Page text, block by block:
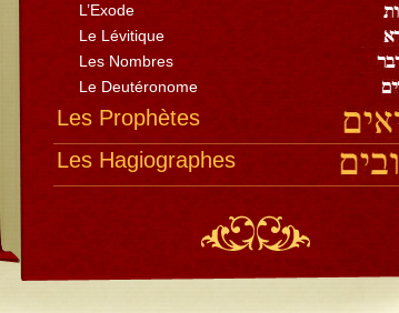
L’Exode
Le Lévitique
Les Nombres
Le Deutéronome
Les Prophètes
Les Hagiographes